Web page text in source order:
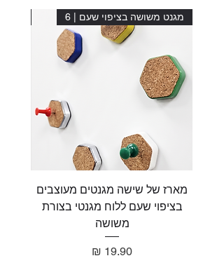
מגנט משושה בציפוי שעם | 6
מארז של שישה מגנטים מעוצבים
בציפוי שעם ללוח מגנטי בצורת
משושה
מחיר